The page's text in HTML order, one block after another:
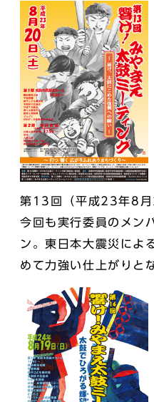
第13回（平成23年8
今回も実行委員のメン
ン。東日本大震災によ
めて力強い仕上がりと